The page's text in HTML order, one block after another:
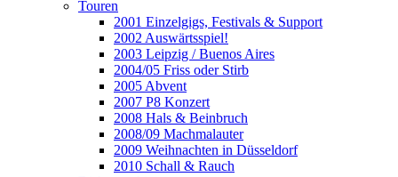
Touren
2001 Einzelgigs, Festivals & Support
2002 Auswärtsspiel!
2003 Leipzig / Buenos Aires
2004/05 Friss oder Stirb
2005 Abvent
2007 P8 Konzert
2008 Hals & Beinbruch
2008/09 Machmalauter
2009 Weihnachten in Düsseldorf
2010 Schall & Rauch